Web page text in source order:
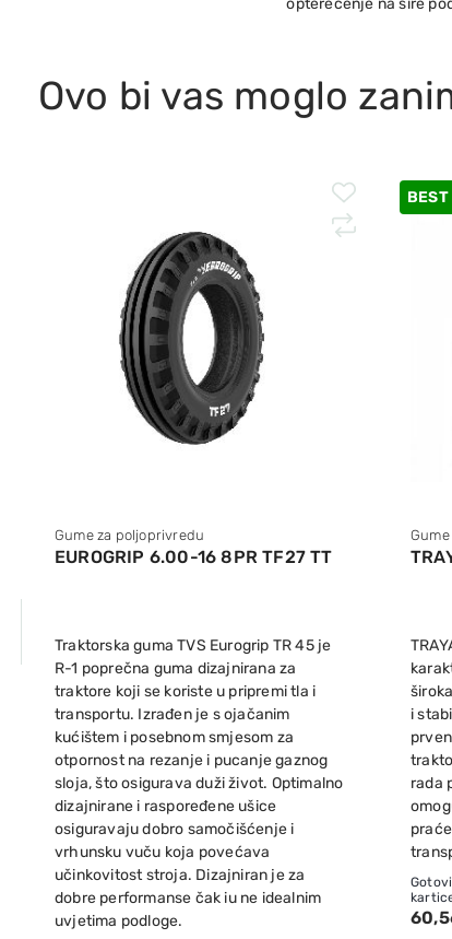
opterećenje na šire
Ovo bi vas moglo
Gume za poljoprivredu
EUROGRIP 6.00-16 8PR TF27 TT
Traktorska guma TVS Eurogrip TR 45 je
R-1 poprečna guma dizajnirana za
traktore koji se koriste u pripremi tla i
transportu. Izrađen je s ojačanim
kućištem i posebnom smjesom za
otpornost na rezanje i pucanje gaznog
sloja, što osigurava duži život. Optimalno
dizajnirane i raspoređene ušice
osiguravaju dobro samočišćenje i
vrhunsku vuču koja povećava
učinkovitost stroja. Dizajniran je za
dobre performanse čak iu ne idealnim
uvjetima podloge.
BEST
i
rada